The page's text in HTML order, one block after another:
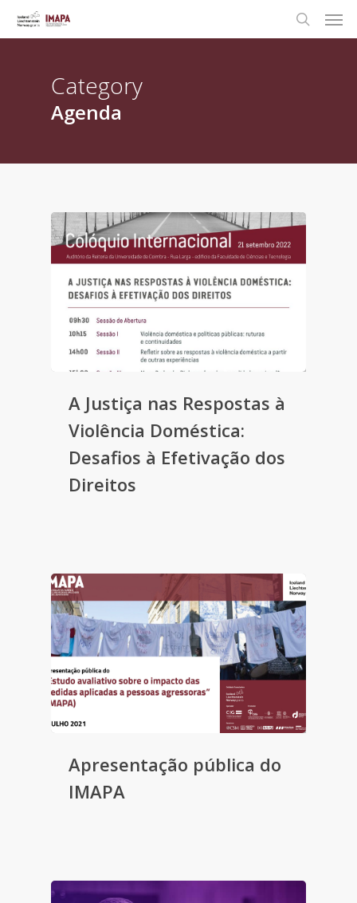
Category
Agenda
A Justiça nas Respostas à
Violência Doméstica:
Desafios à Efetivação dos
Direitos
Apresentação pública do
IMAPA